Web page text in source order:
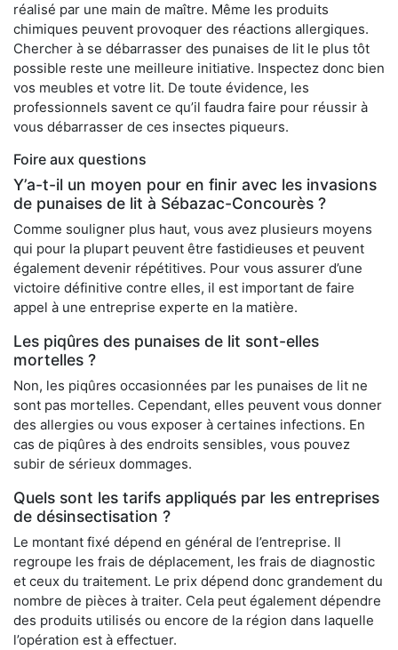
réalisé par une main de maître. Même les produits
chimiques peuvent provoquer des réactions allergiques.
Chercher à se débarrasser des punaises de lit le plus tôt
possible reste une meilleure initiative. Inspectez donc bien
vos meubles et votre lit. De toute évidence, les
professionnels savent ce qu’il faudra faire pour réussir à
vous débarrasser de ces insectes piqueurs.
Foire aux questions
Y’a-t-il un moyen pour en finir avec les invasions
de punaises de lit à Sébazac-Concourès ?
Comme souligner plus haut, vous avez plusieurs moyens
qui pour la plupart peuvent être fastidieuses et peuvent
également devenir répétitives. Pour vous assurer d’une
victoire définitive contre elles, il est important de faire
appel à une entreprise experte en la matière.
Les piqûres des punaises de lit sont-elles
mortelles ?
Non, les piqûres occasionnées par les punaises de lit ne
sont pas mortelles. Cependant, elles peuvent vous donner
des allergies ou vous exposer à certaines infections. En
cas de piqûres à des endroits sensibles, vous pouvez
subir de sérieux dommages.
Quels sont les tarifs appliqués par les entreprises
de désinsectisation ?
Le montant fixé dépend en général de l’entreprise. Il
regroupe les frais de déplacement, les frais de diagnostic
et ceux du traitement. Le prix dépend donc grandement du
nombre de pièces à traiter. Cela peut également dépendre
des produits utilisés ou encore de la région dans laquelle
l’opération est à effectuer.